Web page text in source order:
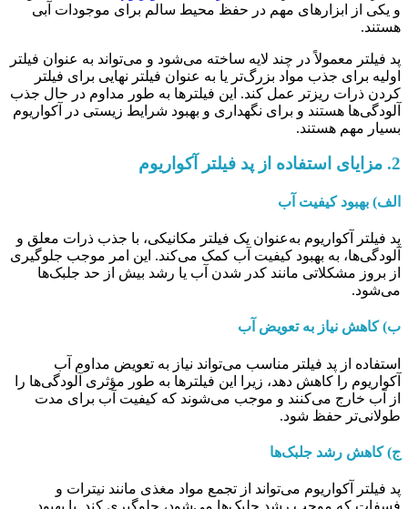
و یکی از ابزارهای مهم در حفظ محیط سالم برای موجودات آبی
هستند.
پد فیلتر معمولاً در چند لایه ساخته می‌شود و می‌تواند به عنوان فیلتر
اولیه برای جذب مواد بزرگ‌تر یا به عنوان فیلتر نهایی برای فیلتر
کردن ذرات ریزتر عمل کند. این فیلترها به طور مداوم در حال جذب
آلودگی‌ها هستند و برای نگهداری و بهبود شرایط زیستی در آکواریوم
بسیار مهم هستند.
2. مزایای استفاده از پد فیلتر آکواریوم
الف) بهبود کیفیت آب
پد فیلتر آکواریوم به‌عنوان یک فیلتر مکانیکی، با جذب ذرات معلق و
آلودگی‌ها، به بهبود کیفیت آب کمک می‌کند. این امر موجب جلوگیری
از بروز مشکلاتی مانند کدر شدن آب یا رشد بیش از حد جلبک‌ها
می‌شود.
ب) کاهش نیاز به تعویض آب
استفاده از پد فیلتر مناسب می‌تواند نیاز به تعویض مداوم آب
آکواریوم را کاهش دهد، زیرا این فیلترها به طور مؤثری آلودگی‌ها را
از آب خارج می‌کنند و موجب می‌شوند که کیفیت آب برای مدت
طولانی‌تر حفظ شود.
ج) کاهش رشد جلبک‌ها
پد فیلتر آکواریوم می‌تواند از تجمع مواد مغذی مانند نیترات و